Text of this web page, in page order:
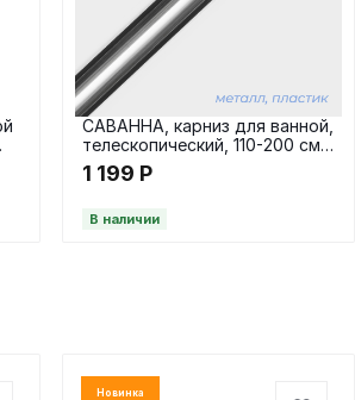
САВАННА, карниз для ванной,
телескопический, 110-200 см,
хромированный
1 199 Р
В наличии
Новинка